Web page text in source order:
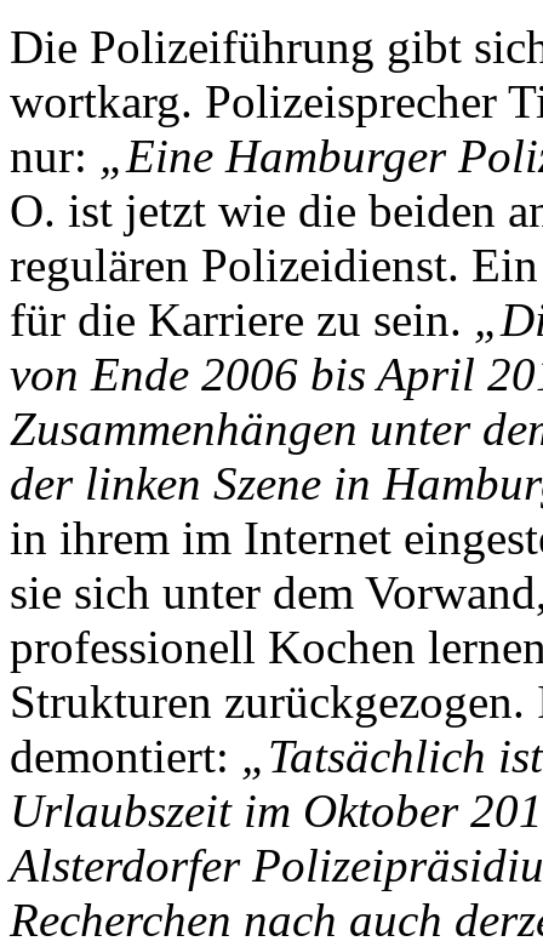
Die Polizeiführung gibt
wortkarg. Polizeisprecher
nur: „Eine Hamburger
O. ist jetzt wie die beiden
regulären Polizeidienst.
für die Karriere zu sein.
von Ende 2006 bis April
Zusammenhängen unter
der linken Szene in
in ihrem im Internet
sie sich unter dem
professionell Kochen
Strukturen
demontiert: „Tatsächlich
Urlaubszeit im Oktober
Alsterdorfer
Recherchen nach auch